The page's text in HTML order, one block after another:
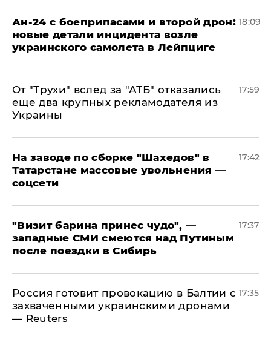
Ан-24 с боеприпасами и второй дрон:
новые детали инцидента возле
украинского самолета в Лейпциге
18:09
От "Трухи" вслед за "АТБ" отказались
еще два крупных рекламодателя из
Украины
17:59
На заводе по сборке "Шахедов" в
Татарстане массовые увольнения —
соцсети
17:42
"Визит барина принес чудо", —
западные СМИ смеются над Путиным
после поездки в Сибирь
17:37
​Россия готовит провокацию в Балтии с
захваченными украинскими дронами
— Reuters
17:35